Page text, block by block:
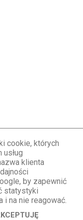
BlogDesign:
cookie, których
klienta
by zapewnić
statystyki
i na nie reagować.